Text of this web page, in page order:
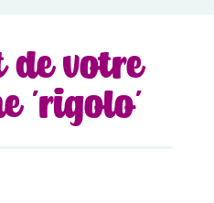
de votre
'rigolo'